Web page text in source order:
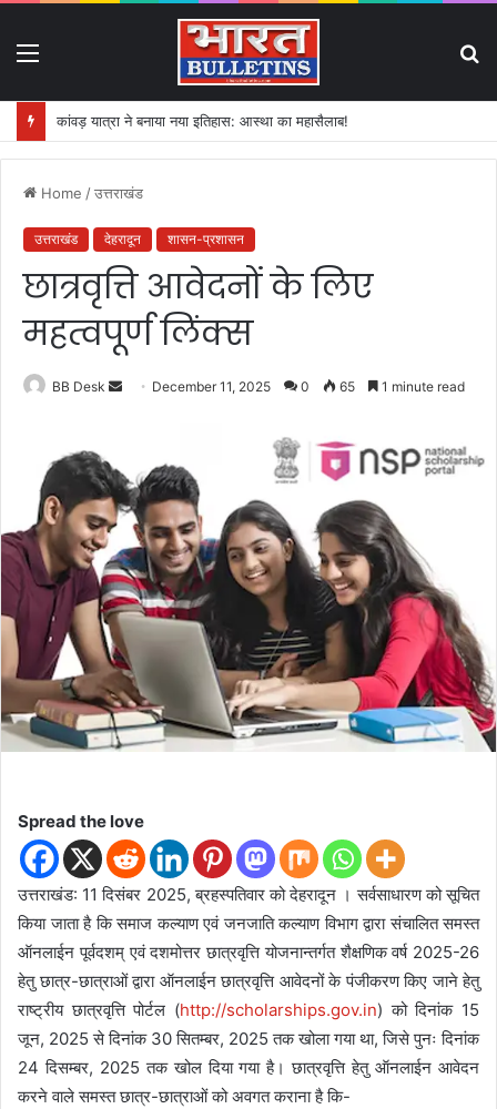
कांवड़ यात्रा ने बनाया नया इतिहास: आस्था का महासैलाब!
Home /उत्तराखंड
उत्तराखंड देहरादून शासन-प्रशासन
छात्रवृत्ति आवेदनों के लिए
महत्वपूर्ण लिंक्स
BB Desk
a
n
e
m
a
i
l
December 11, 2025 0 65 1 minute read
Spread the love
उत्तराखंड: 11 दिसंबर 2025, ब्रहस्पतिवार को देहरादून ।सर्वसाधारण को सूचित
किया जाता है कि समाज कल्याण एवं जनजाति कल्याण विभाग द्वारा संचालित समस्त
ऑनलाईन पूर्वदशम् एवं दशमोत्तर छात्रवृत्ति योजनान्तर्गत शैक्षणिक वर्ष 2025-26
हेतु छात्र-छात्राओं द्वारा ऑनलाईन छात्रवृत्ति आवेदनों के पंजीकरण किए जाने हेतु
राष्ट्रीय छात्रवृत्ति पोर्टल (http://scholarships.gov.in) को दिनांक 15
जून, 2025 से दिनांक 30 सितम्बर, 2025 तक खोला गया था, जिसे पुनः दिनांक
24 दिसम्बर, 2025 तक खोल दिया गया है। छात्रवृत्ति हेतु ऑनलाईन आवेदन
करने वाले समस्त छात्र-छात्राओं को अवगत कराना है कि-